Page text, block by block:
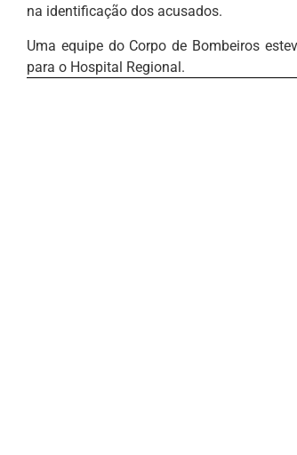
na identificação dos acusados.
Uma equipe do Corpo de Bombeiros
para o Hospital Regional.